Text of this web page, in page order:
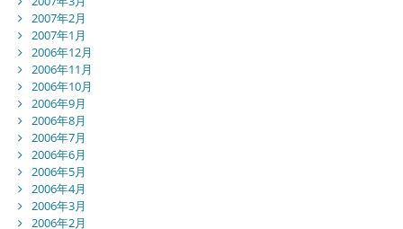
2007年2月
2007年1月
2006年12月
2006年11月
2006年10月
2006年9月
2006年8月
2006年7月
2006年6月
2006年5月
2006年4月
2006年3月
2006年2月